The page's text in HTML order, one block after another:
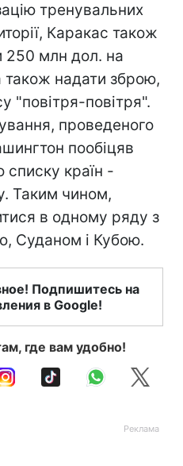
тренувальних
Каракас також
250 млн дол. на
також надати зброю,
"повітря-повітря".
проведеного
пообіцяв
списку країн -
Таким чином,
в одному ряду з
Суданом і Кубою.
Подпишитесь на
в Google!
где вам удобно!